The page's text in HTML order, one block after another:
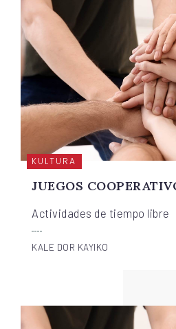
KULTURA
JUEGOS
Actividades de tiempo libre
KALE DOR KAYIKO